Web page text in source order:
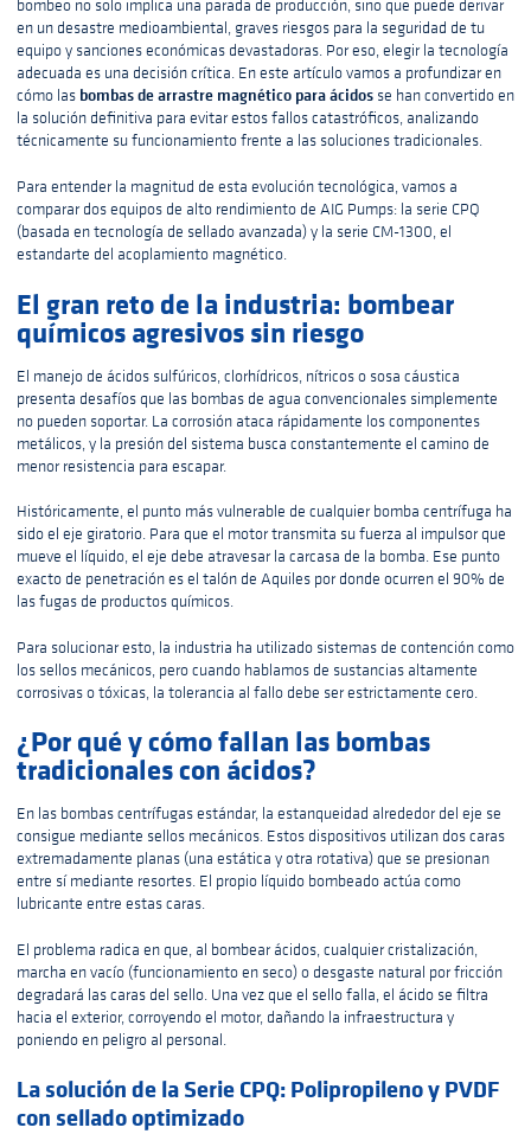
bombeo no solo implica una parada de producción, sino que puede derivar
en un desastre medioambiental, graves riesgos para la seguridad de tu
equipo y sanciones económicas devastadoras. Por eso, elegir la tecnología
adecuada es una decisión crítica. En este artículo vamos a profundizar en
cómo las bombas de arrastre magnético para ácidos se han convertido en
la solución definitiva para evitar estos fallos catastróficos, analizando
técnicamente su funcionamiento frente a las soluciones tradicionales.
Para entender la magnitud de esta evolución tecnológica, vamos a
comparar dos equipos de alto rendimiento de AIG Pumps: la serie CPQ
(basada en tecnología de sellado avanzada) y la serie CM-1300, el
estandarte del acoplamiento magnético.
El gran reto de la industria: bombear
químicos agresivos sin riesgo
El manejo de ácidos sulfúricos, clorhídricos, nítricos o sosa cáustica
presenta desafíos que las bombas de agua convencionales simplemente
no pueden soportar. La corrosión ataca rápidamente los componentes
metálicos, y la presión del sistema busca constantemente el camino de
menor resistencia para escapar.
Históricamente, el punto más vulnerable de cualquier bomba centrífuga ha
sido el eje giratorio. Para que el motor transmita su fuerza al impulsor que
mueve el líquido, el eje debe atravesar la carcasa de la bomba. Ese punto
exacto de penetración es el talón de Aquiles por donde ocurren el 90% de
las fugas de productos químicos.
Para solucionar esto, la industria ha utilizado sistemas de contención como
los sellos mecánicos, pero cuando hablamos de sustancias altamente
corrosivas o tóxicas, la tolerancia al fallo debe ser estrictamente cero.
¿Por qué y cómo fallan las bombas
tradicionales con ácidos?
En las bombas centrífugas estándar, la estanqueidad alrededor del eje se
consigue mediante sellos mecánicos. Estos dispositivos utilizan dos caras
extremadamente planas (una estática y otra rotativa) que se presionan
entre sí mediante resortes. El propio líquido bombeado actúa como
lubricante entre estas caras.
El problema radica en que, al bombear ácidos, cualquier cristalización,
marcha en vacío (funcionamiento en seco) o desgaste natural por fricción
degradará las caras del sello. Una vez que el sello falla, el ácido se filtra
hacia el exterior, corroyendo el motor, dañando la infraestructura y
poniendo en peligro al personal.
La solución de la Serie CPQ: Polipropileno y PVDF
con sellado optimizado